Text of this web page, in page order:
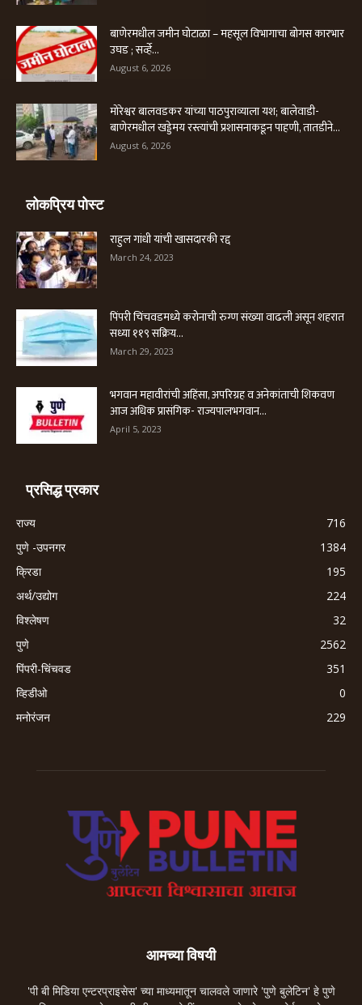
बाणेरमधील जमीन घोटाळा – महसूल विभागाचा बोगस कारभार
उघड ; सर्व्हे...
August 6, 2026
मोरेश्वर बालवडकर यांच्या पाठपुराव्याला यश; बालेवाडी-
बाणेरमधील खड्डेमय रस्त्यांची प्रशासनाकडून पाहणी, तातडीने...
August 6, 2026
लोकप्रिय पोस्ट
राहुल गांधी यांची खासदारकी रद्द
March 24, 2023
पिंपरी चिंचवडमध्ये करोनाची रुग्ण संख्या वाढली असून शहरात
सध्या ११९ सक्रिय...
March 29, 2023
भगवान महावीरांची अहिंसा, अपरिग्रह व अनेकांताची शिकवण
आज अधिक प्रासंगिक- राज्यपालभगवान...
April 5, 2023
प्रसिद्ध प्रकार
राज्य
716
पुणे -उपनगर
1384
क्रिडा
195
अर्थ/उद्योग
224
विश्लेषण
32
पुणे
2562
पिंपरी-चिंचवड
351
व्हिडीओ
0
मनोरंजन
229
आमच्या विषयी
'पी बी मिडिया एन्टरप्राइसेस' च्या माध्यमातून चालवले जाणारे 'पुणे बुलेटिन' हे पुणे